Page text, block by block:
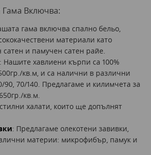
Включва:
гама включва спално бельо,
материали като
и памучен сатен райе.
: Нашите хавлиени кърпи са 100%
кв.м, и са налични в различни
90, 70/140. Предлагаме и килимчета за
кв.м.
халати, които ще допълнят
: Предлагаме олекотени завивки,
материи: микрофибър, памук и